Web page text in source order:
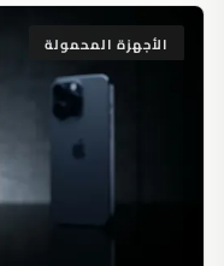
الأجهزة المحمولة